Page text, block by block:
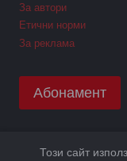
За автори
Етични норми
За реклама
Абонамент
Този сайт